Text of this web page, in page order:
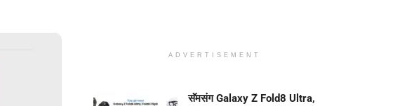
ADVERTISEMENT
सॅमसंग Galaxy Z Fold8 Ultra,